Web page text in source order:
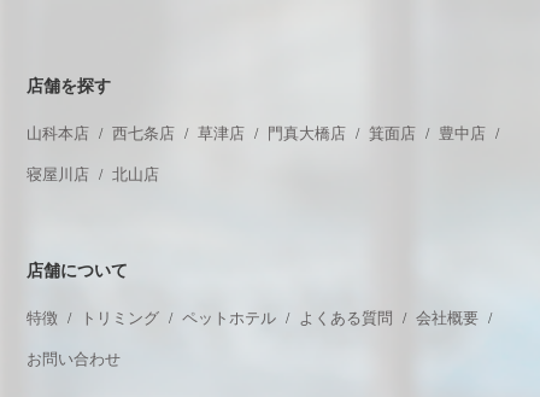
店舗を探す
山科本店 西七条店 草津店 門真大橋店 箕面店 豊中店
寝屋川店 北山店
店舗について
特徴 トリミング ペットホテル よくある質問 会社概要
お問い合わせ